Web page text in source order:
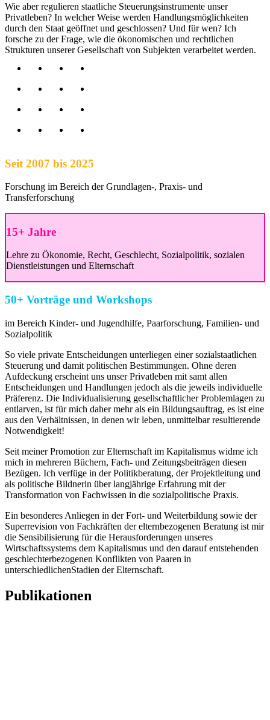
Wie aber regulieren staatliche Steuerungsinstrumente unser
Privatleben? In welcher Weise werden Handlungsmöglichkeiten
durch den Staat geöffnet und geschlossen? Und für wen? Ich
forsche zu der Frage, wie die ökonomischen und rechtlichen
Strukturen unserer Gesellschaft von Subjekten verarbeitet werden.
Seit 2007 bis 2025
Forschung im Bereich der Grundlagen-, Praxis- und
Transferforschung
15+ Jahre
Lehre zu Ökonomie, Recht, Geschlecht, Sozialpolitik, sozialen
Dienstleistungen und Elternschaft
50+ Vorträge und Workshops
im Bereich Kinder- und Jugendhilfe, Paarforschung, Familien- und
Sozialpolitik
So viele private Entscheidungen unterliegen einer sozialstaatlichen
Steuerung und damit politischen Bestimmungen. Ohne deren
Aufdeckung erscheint uns unser Privatleben mit samt allen
Entscheidungen und Handlungen jedoch als die jeweils individuelle
Präferenz. Die Individualisierung gesellschaftlicher Problemlagen zu
entlarven, ist für mich daher mehr als ein Bildungsauftrag, es ist eine
aus den Verhältnissen, in denen wir leben, unmittelbar resultierende
Notwendigkeit!
Seit meiner Promotion zur Elternschaft im Kapitalismus widme ich
mich in mehreren Büchern, Fach- und Zeitungsbeiträgen diesen
Bezügen. Ich verfüge in der Politikberatung, der Projektleitung und
als politische Bildnerin über langjährige Erfahrung mit der
Transformation von Fachwissen in die sozialpolitische Praxis.
Ein besonderes Anliegen in der Fort- und Weiterbildung sowie der
Superrevision von Fachkräften der elternbezogenen Beratung ist mir
die Sensibilisierung für die Herausforderungen unseres
Wirtschaftssystems dem Kapitalismus und den darauf entstehenden
geschlechterbezogenen Konflikten von Paaren in
unterschiedlichenStadien der Elternschaft.
Publikationen